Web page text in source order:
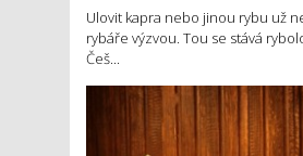
Ulovit kapra nebo jinou rybu už
rybáře výzvou. Tou se stává
Češ...